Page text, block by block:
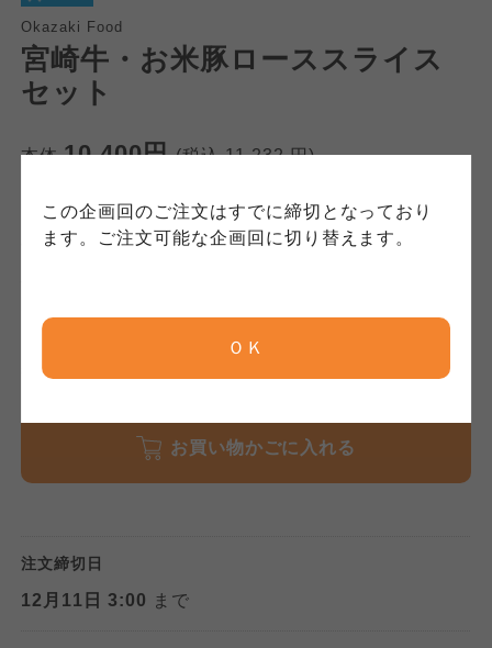
この企画回のご注文はすでに締切となっており
ます。ご注文可能な企画回に切り替えます。
ＯＫ
Okazaki Food
宮崎牛・お米豚ローススライス
セット
本体10,400円(税込11,232円)
宮崎県で育った豊潤で奥深い味わいの「宮崎
牛」。国産飼料用米とともに海藻粉末を使用し
数量
お買い物かごに入れる
注文締切日
12月11日 3:00 まで
身が加入されている生協が定める利用約款をご
確認のうえ、ご利用ください。なお、クチコミ
投稿については、利用約款の細則として規定さ
コープしが
ならコープ
おおさかパルコープ
連合、ならびに各生協の「個人情報保護方針」
にもどづいて、コープ事業連合が適切に管理を
おこなっています。
コープ事業連合、ならびに各生協の「個人情報
クしてご確認ください。
コープしが
ならコープ
おおさかパルコープ
大阪いずみ市民生協
責任者は、それぞれご利用の生協となります。
各生協の「特定商取引法に基づく表記につい
て」については各生協のボタンをクリックして
コープしが
ならコープ
おおさかパルコープ